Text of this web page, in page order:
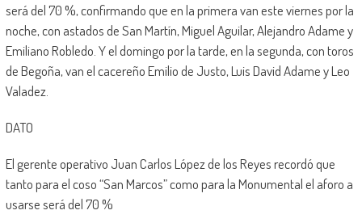
será del 70 %, confirmando que en la primera van este viernes por la
noche, con astados de San Martín, Miguel Aguilar, Alejandro Adame y
Emiliano Robledo. Y el domingo por la tarde, en la segunda, con toros
de Begoña, van el cacereño Emilio de Justo, Luis David Adame y Leo
Valadez.
DATO
El gerente operativo Juan Carlos López de los Reyes recordó que
tanto para el coso “San Marcos” como para la Monumental el aforo a
usarse será del 70 %